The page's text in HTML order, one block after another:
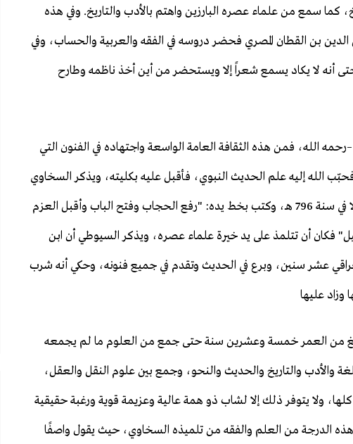
سمع من علماء عصره البارزين واهتم بالأدب والتاريخ. وفي هذه
بن القطان المصري فحضر دروسه في الفقه والعربية والحساب، وفي
حتى أنه لا يكاد يسمع شعراً إلا ويستحضر من أين أخذ ناظمه وطارح
ابن حجر –رحمه الله، فمن هذه الثقافة العامة الواسعة واجتهاده في الفنون التي
الله إليه علم الحديث النبوي، فأقبل عليه بكليته، ويذكر السخاوي
أن ابن حجر -رحمه الله- لم يكثر في طلب الحديث إلا في سنة 796 هـ، وكتب بخط يده: "رفع الحجاب وفتح الباب وأقبل العزم
فكان أن تتلمذ على يد خيرة علماء عصره، ويذكر السيوطي أن ابن
عشر سنين، وبرع في الحديث وتقدم في جميع فنونه، وحكي أنه شرب
عليها
من العمر خمسة وعشرين سنة حتى جمع من العلوم ما لم يجمعه
والأدب والتاريخ والحديث والنحو، وجمع بين علوم النقل والعقل،
ولا يتوفر ذلك إلا لشاب ذو همة عالية وعزيمة قوية ورغبة حقيقية
هذه الدرجة من العلم والفقه من تلميذه السخاوي، حيث يقول واصفًا